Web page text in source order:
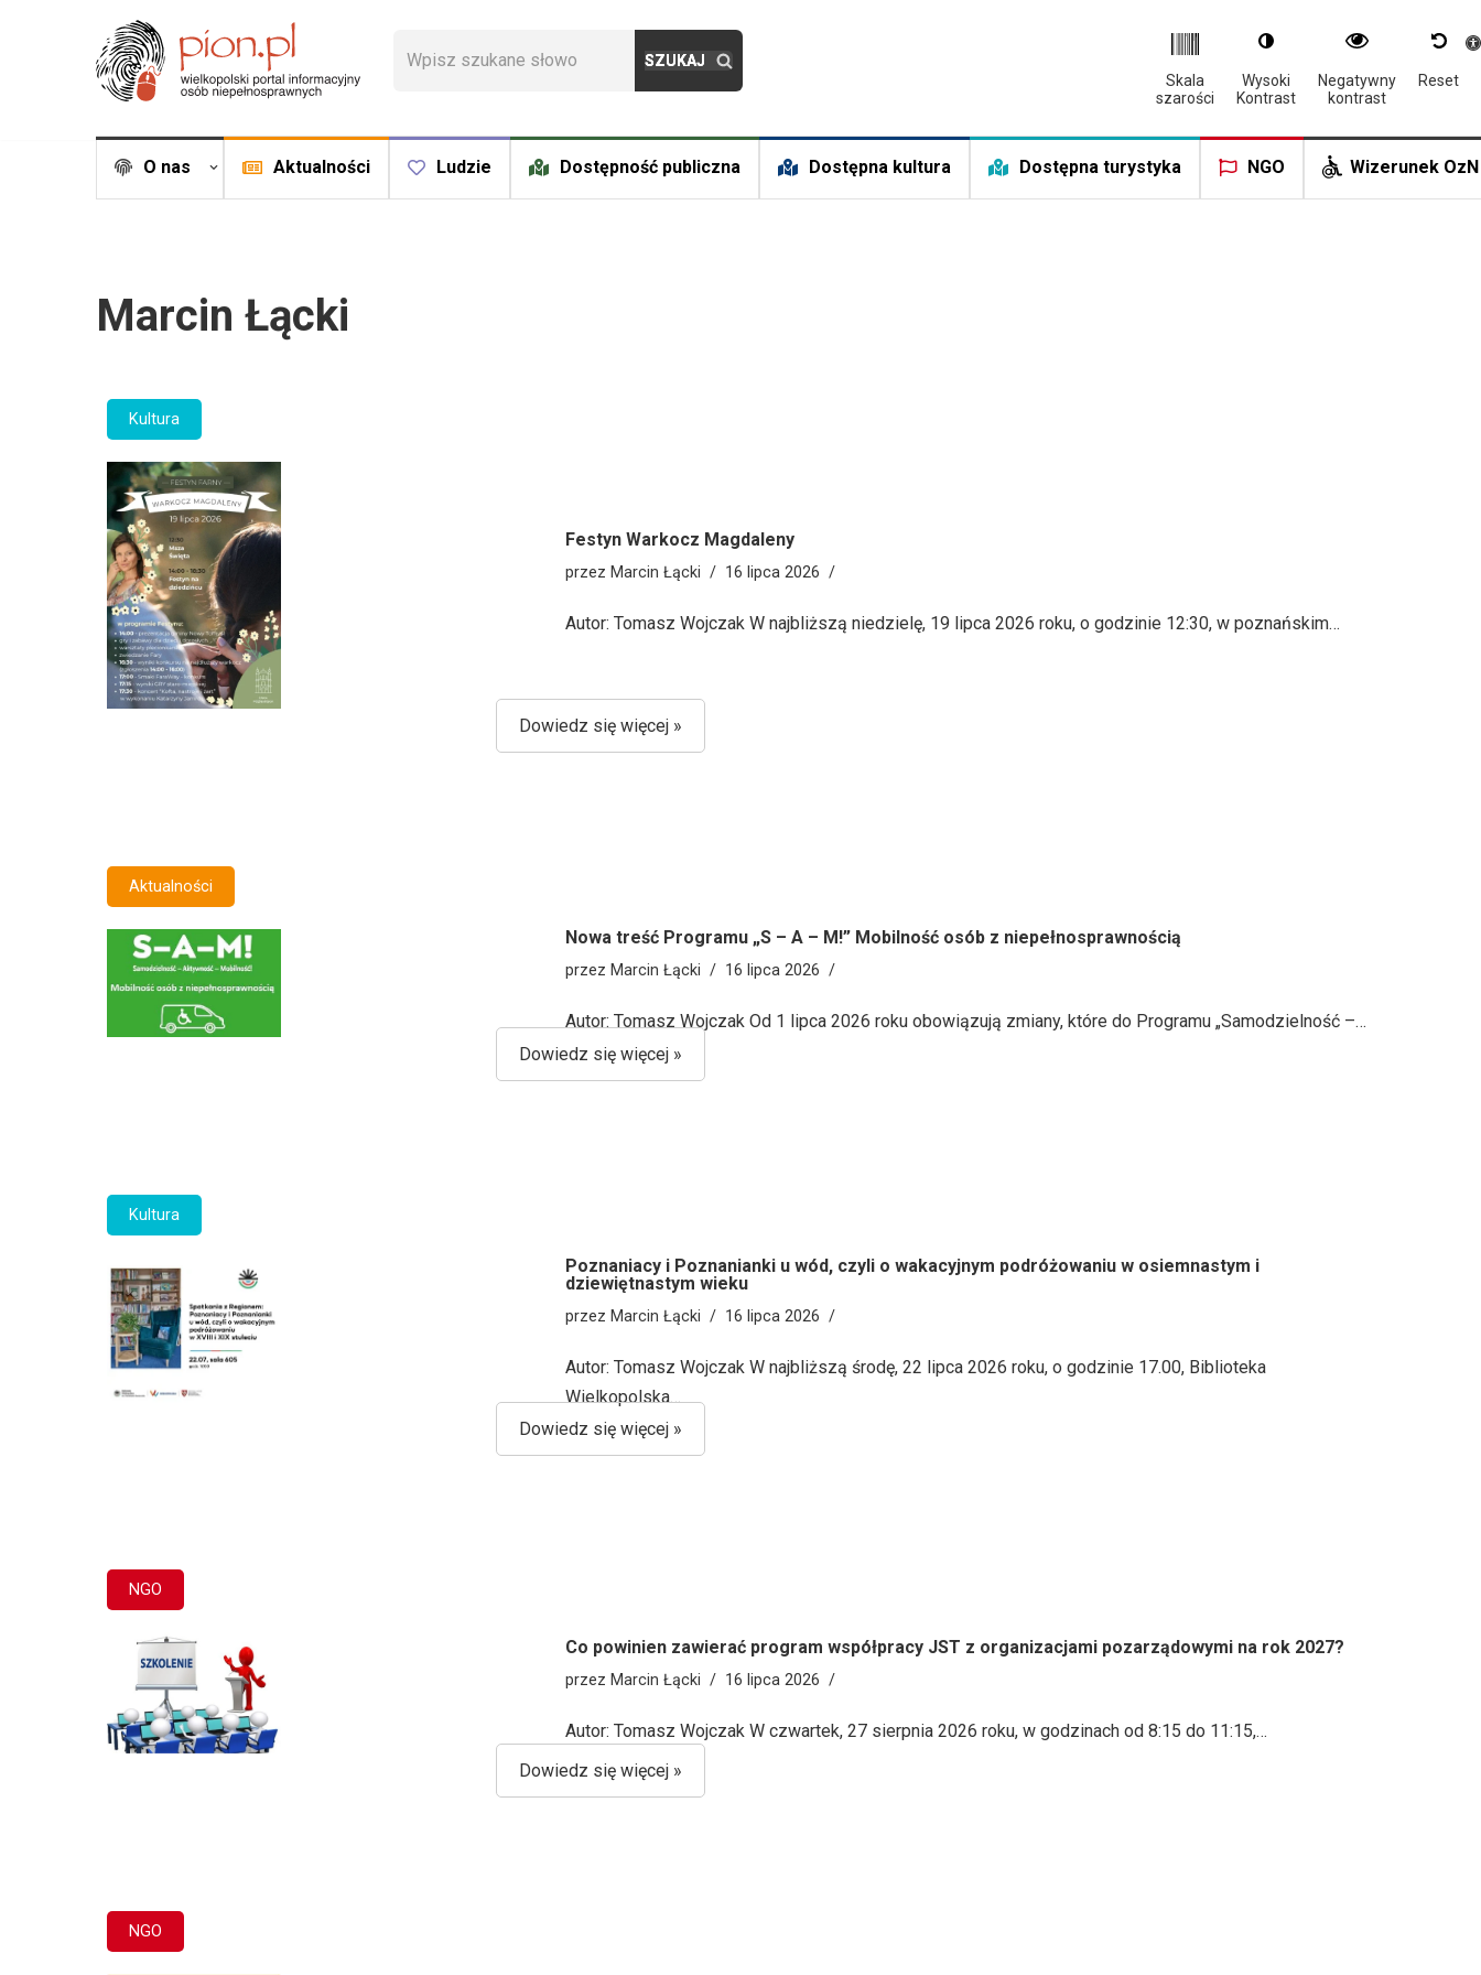
Skala
szarości
Wysoki
Kontrast
Negatywny
kontrast
Reset
O nas Aktualności Ludzie Dostępność publiczna Dostępna kultura Dostępna turystyka NGO Wizerunek OzN
Marcin Łącki
Festyn Warkocz Magdaleny
przez Marcin Łącki 16 lipca 2026
Kultura
Autor: Tomasz Wojczak W najbliższą niedzielę, 19 lipca 2026 roku, o godzinie 12:30, w poznańskim…
Dowiedz się więcej »
Nowa treść Programu „S – A – M!” Mobilność osób z niepełnosprawnością
przez Marcin Łącki 16 lipca 2026
Aktualności
Autor: Tomasz Wojczak Od 1 lipca 2026 roku obowiązują zmiany, które do Programu „Samodzielność –…
Dowiedz się więcej »
Poznaniacy i Poznanianki u wód, czyli o wakacyjnym podróżowaniu w osiemnastym i
dziewiętnastym wieku
przez Marcin Łącki 16 lipca 2026
Kultura
Autor: Tomasz Wojczak W najbliższą środę, 22 lipca 2026 roku, o godzinie 17.00, Biblioteka
Wielkopolska…
Dowiedz się więcej »
Co powinien zawierać program współpracy JST z organizacjami pozarządowymi na rok 2027?
przez Marcin Łącki 16 lipca 2026
NGO
Autor: Tomasz Wojczak W czwartek, 27 sierpnia 2026 roku, w godzinach od 8:15 do 11:15,…
Dowiedz się więcej »
NGO